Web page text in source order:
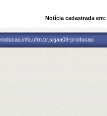
Notícia cadastrada em:
producao